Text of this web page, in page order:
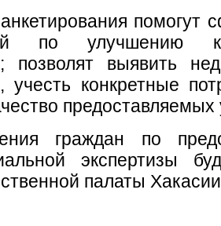
помогут
по улучшению
позволят выявить
учесть конкретные
предоставляемых
граждан по
экспертизы
палаты